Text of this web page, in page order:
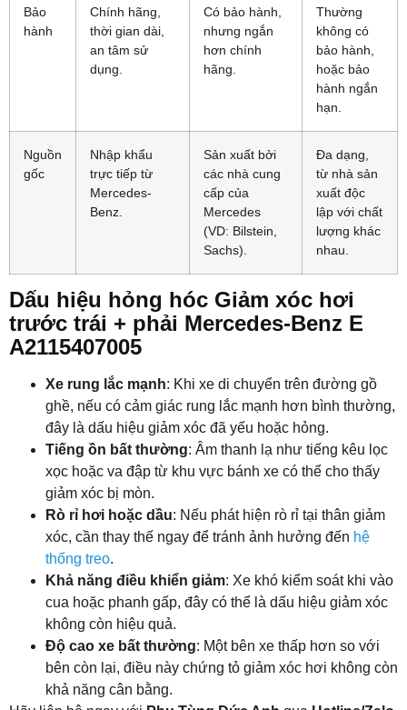
Bảo
hành
Chính hãng,
thời gian dài,
an tâm sử
dụng.
Có bảo hành,
nhưng ngắn
hơn chính
hãng.
Thường
không có
bảo hành,
hoặc bảo
hành ngắn
hạn.
Nguồn
gốc
Nhập khẩu
trực tiếp từ
Mercedes-
Benz.
Sản xuất bởi
các nhà cung
cấp của
Mercedes
(VD: Bilstein,
Sachs).
Đa dạng,
từ nhà sản
xuất độc
lập với chất
lượng khác
nhau.
Dấu hiệu hỏng hóc Giảm xóc hơi
trước trái + phải Mercedes-Benz E
A2115407005
Xe rung lắc mạnh: Khi xe di chuyển trên đường gồ
ghề, nếu có cảm giác rung lắc mạnh hơn bình thường,
đây là dấu hiệu giảm xóc đã yếu hoặc hỏng.
Tiếng ồn bất thường: Âm thanh lạ như tiếng kêu lọc
xọc hoặc va đập từ khu vực bánh xe có thể cho thấy
giảm xóc bị mòn.
Rò rỉ hơi hoặc dầu: Nếu phát hiện rò rỉ tại thân giảm
xóc, cần thay thế ngay để tránh ảnh hưởng đến hệ
thống treo.
Khả năng điều khiển giảm: Xe khó kiểm soát khi vào
cua hoặc phanh gấp, đây có thể là dấu hiệu giảm xóc
không còn hiệu quả.
Độ cao xe bất thường: Một bên xe thấp hơn so với
bên còn lại, điều này chứng tỏ giảm xóc hơi không còn
khả năng cân bằng.